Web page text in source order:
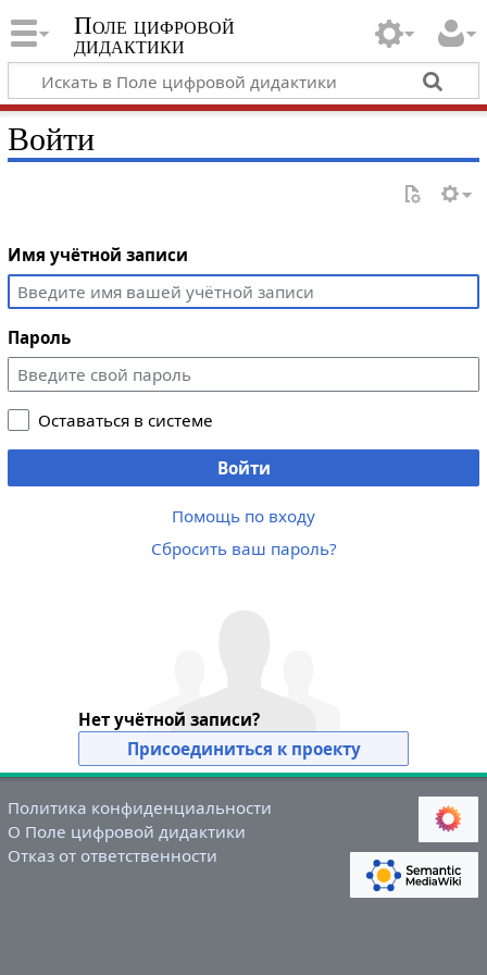
Поле цифровой
дидактики
Войти
Имя учётной записи
Пароль
Оставаться в системе
Войти
Помощь по входу
Сбросить ваш пароль?
Нет учётной записи?
Присоединиться к проекту
Политика конфиденциальности
О Поле цифровой дидактики
Отказ от ответственности